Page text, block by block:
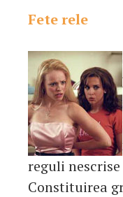
Fete rele
reguli
Constituirea